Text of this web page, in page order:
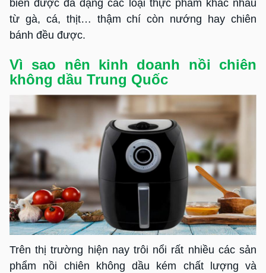
biến được đa dạng các loại thực phẩm khác nhau
từ gà, cá, thịt… thậm chí còn nướng hay chiên
bánh đều được.
Vì sao nên kinh doanh nồi chiên
không dầu Trung Quốc
Trên thị trường hiện nay trôi nổi rất nhiều các sản
phẩm nồi chiên không dầu kém chất lượng và